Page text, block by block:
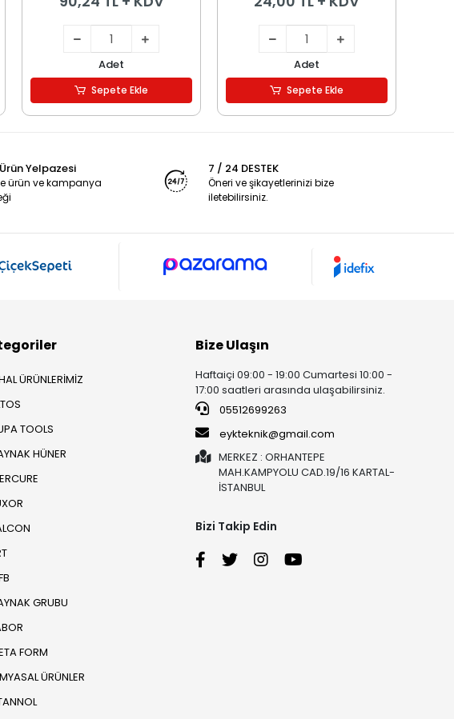
Adet
Sepete Ekle
Adet
Sepete Ekle
Yelpazesi
ürün ve kampanya
7 / 24 DESTEK
Öneri ve şikayetlerinizi bize
iletebilirsiniz.
ÜRÜNLERİMİZ
TOOLS
HÜNER
GRUBU
FORM
ÜRÜNLER
Bize Ulaşın
Haftaiçi 09:00 - 19:00 Cumartesi 10:00 -
17:00 saatleri arasında ulaşabilirsiniz.
05512699263
eykteknik@gmail.com
MERKEZ : ORHANTEPE
MAH.KAMPYOLU CAD.19/16 KARTAL-
İSTANBUL
Bizi Takip Edin